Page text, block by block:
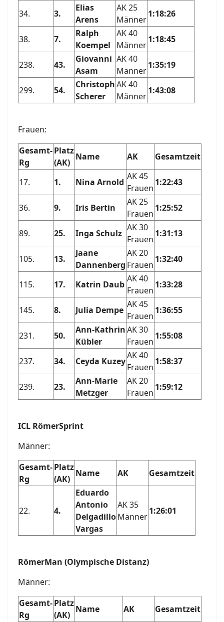
34. 3.
Elias
Arens
AK 25
Männer
1:18:26
38. 7.
Ralph
Koempel
AK 40
Männer
1:18:45
238. 43.
Giovanni
Asam
AK 40
Männer
1:35:19
299. 54.
Christoph
Scherer
AK 40
Männer
1:43:08
Frauen:
Gesamt-
Rg
Platz
(AK)
Name AK Gesamtzeit
17. 1. Nina Arnold
AK 45
Frauen
1:22:43
36. 9. Iris Bertin
AK 25
Frauen
1:25:52
89. 25. Inga Schulz
AK 30
Frauen
1:31:13
105. 13.
Jaane
Dannenberg
AK 20
Frauen
1:32:40
115. 17. Katrin Daub
AK 40
Frauen
1:33:28
145. 8. Julia Dempe
AK 45
Frauen
1:36:55
231. 50.
Ann-Kathrin
Kübler
AK 30
Frauen
1:55:08
237. 34. Ceyda Kuzey
AK 40
Frauen
1:58:37
239. 23.
Ann-Marie
Metzger
AK 20
Frauen
1:59:12
ICL RömerSprint
Männer:
Gesamt-
Rg
Platz
(AK)
Name AK Gesamtzeit
22. 4.
Eduardo
Antonio
Delgadillo
Vargas
AK 35
Männer
1:26:01
RömerMan (Olympische Distanz)
Männer:
Gesamt-
Rg
Platz
(AK)
Name AK Gesamtzeit